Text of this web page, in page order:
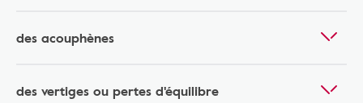
des acouphènes
des vertiges ou pertes d'équilibre